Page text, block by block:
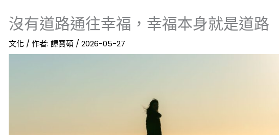
沒有道路通往幸福，幸福本身就是道路
文化 / 作者:譚寶碩 /2026-05-27